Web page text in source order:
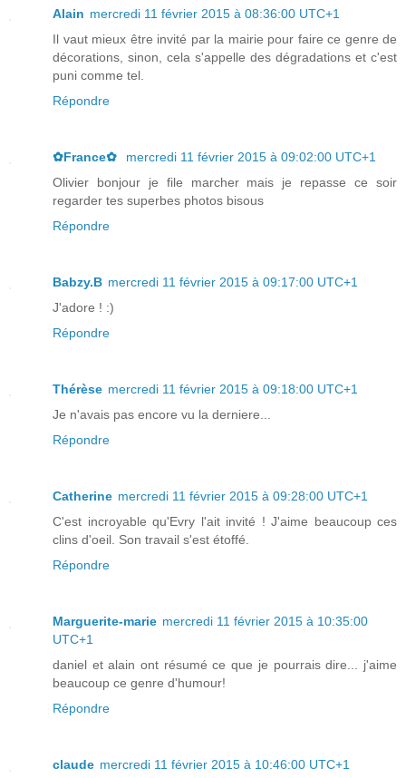
Alain mercredi 11 février 2015 à 08:36:00 UTC+1
Il vaut mieux être invité par la mairie pour faire ce genre de
décorations, sinon, cela s'appelle des dégradations et c'est
puni comme tel.
Répondre
✿France✿
mercredi 11 février 2015 à 09:02:00 UTC+1
Olivier bonjour je file marcher mais je repasse ce soir
regarder tes superbes photos bisous
Répondre
Babzy.B mercredi 11 février 2015 à 09:17:00 UTC+1
J'adore ! :)
Répondre
Thérèse mercredi 11 février 2015 à 09:18:00 UTC+1
Je n'avais pas encore vu la derniere...
Répondre
Catherine mercredi 11 février 2015 à 09:28:00 UTC+1
C'est incroyable qu'Evry l'ait invité ! J'aime beaucoup ces
clins d'oeil. Son travail s'est étoffé.
Répondre
Marguerite-marie mercredi 11 février 2015 à 10:35:00
UTC+1
daniel et alain ont résumé ce que je pourrais dire... j'aime
beaucoup ce genre d'humour!
Répondre
claude mercredi 11 février 2015 à 10:46:00 UTC+1